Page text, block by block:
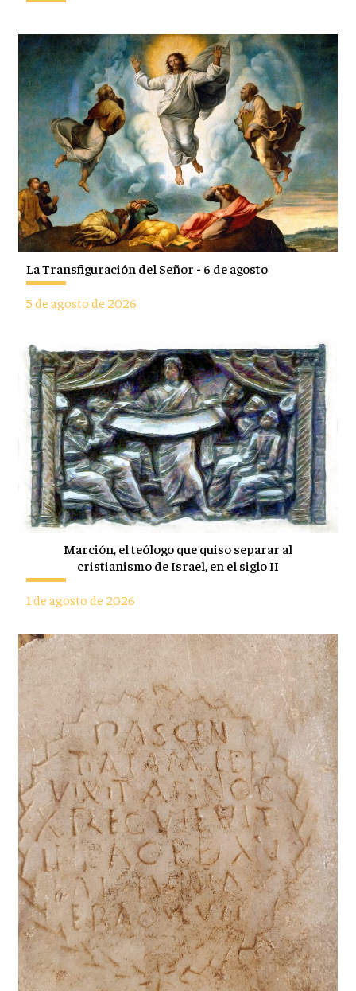
La Transfiguración del Señor - 6 de agosto
5 de agosto de 2026
Marción, el teólogo que quiso separar al
cristianismo de Israel, en el siglo II
1 de agosto de 2026